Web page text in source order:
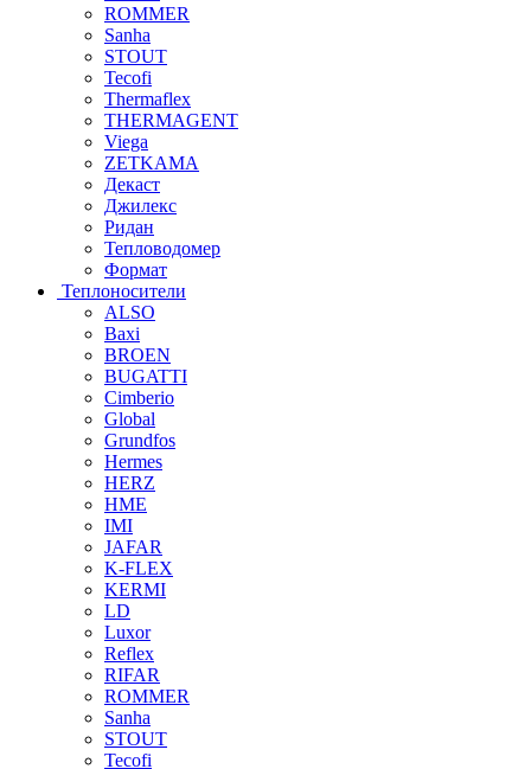
ROMMER
Sanha
STOUT
Tecofi
Thermaflex
THERMAGENT
Viega
ZETKAMA
Декаст
Джилекс
Ридан
Тепловодомер
Формат
Теплоносители
ALSO
Baxi
BROEN
BUGATTI
Cimberio
Global
Grundfos
Hermes
HERZ
HME
IMI
JAFAR
K-FLEX
KERMI
LD
Luxor
Reflex
RIFAR
ROMMER
Sanha
STOUT
Tecofi